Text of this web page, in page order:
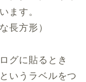
ます。
長方形）
グに貼るとき
いうラベルをつ